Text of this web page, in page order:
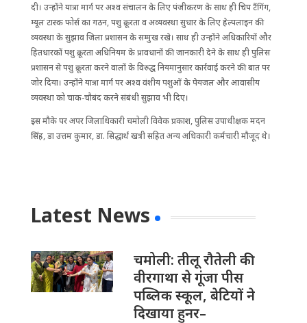
दी। उन्होंने यात्रा मार्ग पर अश्व संचालन के लिए पंजीकरण के साथ ही चिप टैंगिंग,
म्यूल टास्क फोर्स का गठन, पशु क्रूरता व अव्यवस्था सुधार के लिए हेल्पलाइन की
व्यवस्था के सुझाव जिला प्रशासन के सम्मुख रखे। साथ ही उन्होंने अधिकारियों और
हितधारकों पशु क्रूरता अधिनियम के प्रावधानों की जानकारी देने के साथ ही पुलिस
प्रशासन से पशु क्रूरता करने वालों के विरुद्ध नियमानुसार कार्रवाई करने की बात पर
जोर दिया। उन्होंने यात्रा मार्ग पर अश्व वंशीय पशुओं के पेयजल और आवासीय
व्यवस्था को चाक-चौबंद करने संबंधी सुझाव भी दिए।
इस मौके पर अपर जिलाधिकारी चमोली विवेक प्रकाश, पुलिस उपाधीक्षक मदन
सिंह, डा उत्तम कुमार, डा. सिद्धार्थ खत्री सहित अन्य अधिकारी कर्मचारी मौजूद थे।
Latest News
चमोली: तीलू रौतेली की
वीरगाथा से गूंजा पीस
पब्लिक स्कूल, बेटियों ने
दिखाया हुनर–